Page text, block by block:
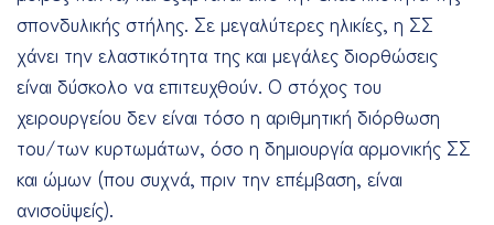
σπονδυλικής στήλης. Σε μεγαλύτερες ηλικίες, η ΣΣ
χάνει την ελαστικότητα της και μεγάλες διορθώσεις
είναι δύσκολο να επιτευχθούν. Ο στόχος του
χειρουργείου δεν είναι τόσο η αριθμητική διόρθωση
του/των κυρτωμάτων, όσο η δημιουργία αρμονικής ΣΣ
και ώμων (που συχνά, πριν την επέμβαση, είναι
ανισοϋψείς).